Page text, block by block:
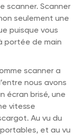
scanner. Scanner
seulement une
puisque vous
portée de main
scanner a
nous avons
écran brisé, une
vitesse
Au vu du
et au vu